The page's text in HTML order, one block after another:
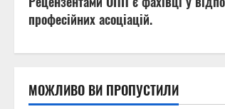
професійних асоціацій.
МОЖЛИВО ВИ ПРОПУСТИЛИ